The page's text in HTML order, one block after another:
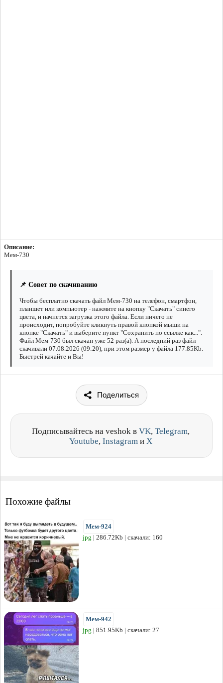
Описание:
Мем-730
📌 Совет по скачиванию
Чтобы бесплатно скачать файл Мем-730 на телефон, смартфон,
планшет или компьютер - нажмите на кнопку "Скачать" синего
цвета, и начнется загрузка этого файла. Если ничего не
происходит, попробуйте кликнуть правой кнопкой мыши на
кнопке "Скачать" и выберите пункт "Сохранить по ссылке как...".
Файл Мем-730 был скачан уже 52 раз(а). А последний раз файл
скачивали 07.08.2026 (09:20), при этом размер у файла 177.85Kb.
Быстрей качайте и Вы!
Поделиться
Подписывайтесь на veshok в VK, Telegram,
Youtube, Instagram и X
Похожие файлы
Мем-924
jpg | 286.72Kb | скачали: 160
Мем-942
jpg | 851.95Kb | скачали: 27